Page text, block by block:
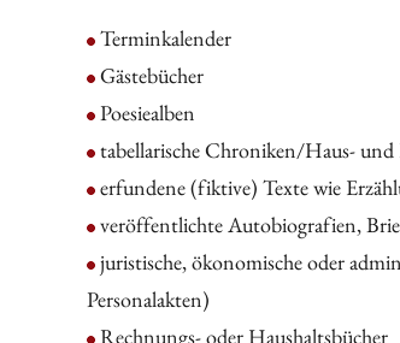
Terminkalender
Gästebücher
Poesiealben
tabellarische Chroniken/Haus-
erfundene (fiktive) Texte wie
veröffentlichte Autobiografien,
juristische, ökonomische oder
Personalakten)
Rechnungs- oder Haushaltsbücher